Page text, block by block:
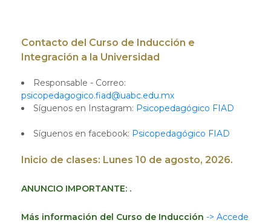
Contacto del Curso de Inducción e
Integración a la Universidad
Responsable - Correo:
psicopedagogico.fiad@uabc.edu.mx
Síguenos en Instagram: Psicopedagógico FIAD
Síguenos en facebook: Psicopedagógico FIAD
Inicio de clases: Lunes 10 de agosto, 2026.
ANUNCIO IMPORTANTE: .
Más información del Curso de Inducción -> Accede